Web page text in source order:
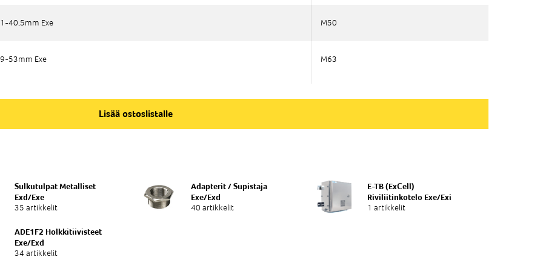
40,5mm Exe M50
53mm Exe M63
40,5mm Exe M50
53mm Exe M63
Lisää ostoslistalle
Sulkutulpat Metalliset
Exd/Exe
35 artikkelit
Adapterit / Supistaja
Exe/Exd
40 artikkelit
E-TB (ExCell)
Riviliitinkotelo Exe/Exi
1 artikkelit
ADE1F2 Holkkitiivisteet
Exe/Exd
34 artikkelit